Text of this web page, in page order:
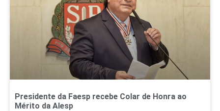
Presidente da Faesp recebe Colar de Honra ao
Mérito da Alesp